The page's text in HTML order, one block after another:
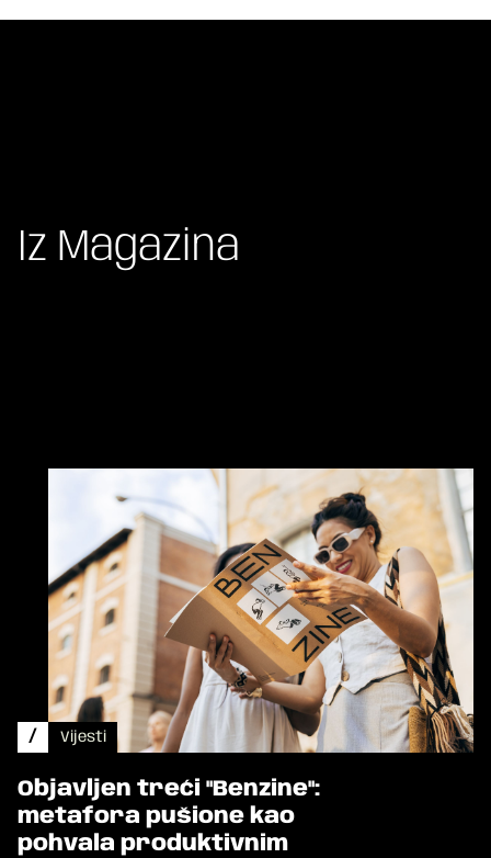
Iz Magazina
/ Vijesti
Objavljen treći "Benzine":
metafora pušione kao
pohvala produktivnim